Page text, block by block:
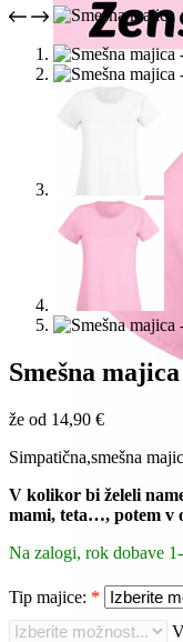
Smešna
že od 14,90 €
Simpatična,smešna
V kolikor bi želeli
mami, teta…, potem v
Na zalogi, rok dobave
Tip majice: *